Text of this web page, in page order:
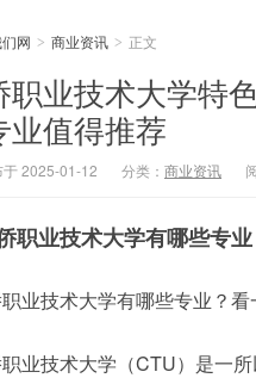
网 > 商业资讯 > 正文
职业技术大学特
业值得推荐
2025-01-12 分类： 商业资讯
职业技术大学有哪些专业
业技术大学有哪些专业？看
业技术大学（CTU）是一